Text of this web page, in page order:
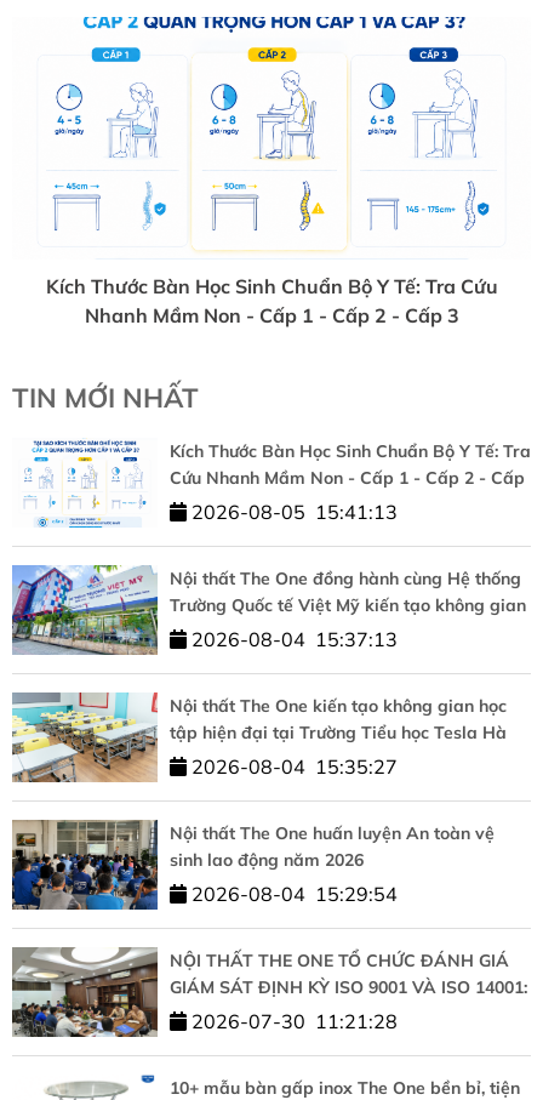
Kích Thước Bàn Học Sinh Chuẩn Bộ Y Tế: Tra Cứu
Nhanh Mầm Non - Cấp 1 - Cấp 2 - Cấp 3
TIN MỚI NHẤT
Kích Thước Bàn Học Sinh Chuẩn Bộ Y Tế: Tra
Cứu Nhanh Mầm Non - Cấp 1 - Cấp 2 - Cấp
3
2026-08-05 15:41:13
Nội thất The One đồng hành cùng Hệ thống
Trường Quốc tế Việt Mỹ kiến tạo không gian
học tập chuẩn quốc tế
2026-08-04 15:37:13
Nội thất The One kiến tạo không gian học
tập hiện đại tại Trường Tiểu học Tesla Hà
Nội2026-08-04 15:35:27
Nội thất The One huấn luyện An toàn vệ
sinh lao động năm 2026
2026-08-04 15:29:54
NỘI THẤT THE ONE TỔ CHỨC ĐÁNH GIÁ
GIÁM SÁT ĐỊNH KỲ ISO 9001 VÀ ISO 14001:
KHẲNG ĐỊNH CAM KẾT CHẤT LƯỢNG VÀ
2026-07-30 11:21:28
10+ mẫu bàn gấp inox The One bền bỉ, tiện